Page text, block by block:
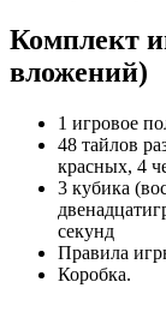
Комплект
вложений)
1 игровое
48 тайлов
красных, 4
3 кубика
секунд
Правила
Коробка.